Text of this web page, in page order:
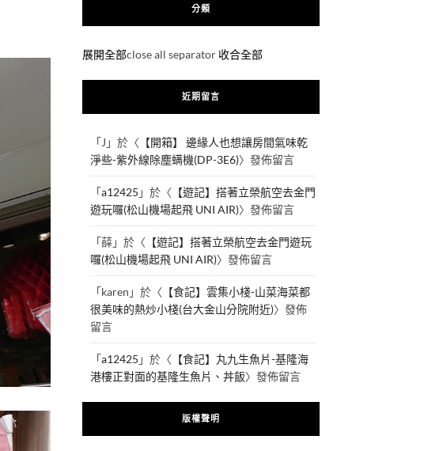
分類
展開全部close all separator 收合全部
近期留言
「J 」於〈 【開箱】 邊緣人也想讓房間氣味乾
淨些-紫外線除塵螨機(DP-3E6)〉發佈留言
「a12425 」於〈 【遊記】搭著立榮航空去金門
遊玩囉(松山機場起飛 UNI AIR)〉發佈留言
「薛」於〈 【遊記】搭著立榮航空去金門遊玩
囉(松山機場起飛 UNI AIR)〉發佈留言
「karen 」於〈 【食記】雲集小棧-山菜海菜都
很美味的熱炒小棧(台大金山分院附近)〉發佈
留言
「a12425 」於〈 【食記】丸九生魚片-基隆海
港樓正對面的基隆生魚片、丼飯〉發佈留言
版權聲明